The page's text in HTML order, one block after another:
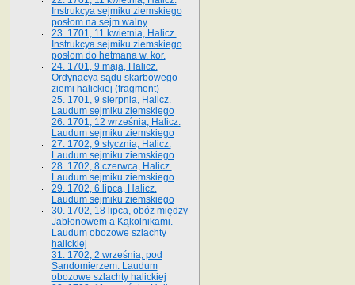
Instrukcya sejmiku ziemskiego
posłom na sejm walny
23. 1701, 11 kwietnia, Halicz.
Instrukcya sejmiku ziemskiego
posłom do hetmana w. kor.
24. 1701, 9 maja, Halicz.
Ordynacya sądu skarbowego
ziemi halickiej (fragment)
25. 1701, 9 sierpnia, Halicz.
Laudum sejmiku ziemskiego
26. 1701, 12 września, Halicz.
Laudum sejmiku ziemskiego
27. 1702, 9 stycznia, Halicz.
Laudum sejmiku ziemskiego
28. 1702, 8 czerwca, Halicz.
Laudum sejmiku ziemskiego
29. 1702, 6 lipca, Halicz.
Laudum sejmiku ziemskiego
30. 1702, 18 lipca, obóz między
Jabłonowem a Kąkolnikami.
Laudum obozowe szlachty
halickiej
31. 1702, 2 września, pod
Sandomierzem. Laudum
obozowe szlachty halickiej